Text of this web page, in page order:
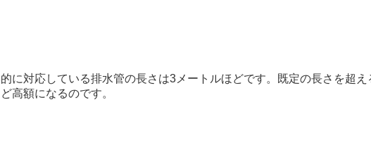
に対応している排水管の長さは3メートルほどです。既定の長さを超え
高額になるのです。